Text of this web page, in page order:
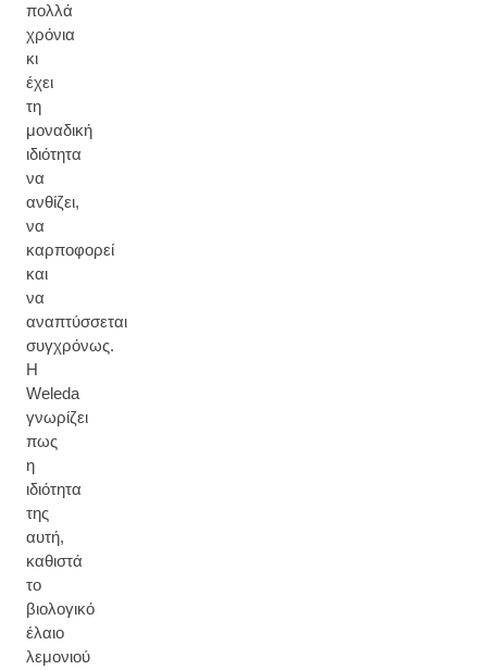
πολλά
χρόνια
κι
έχει
τη
μοναδική
ιδιότητα
να
ανθίζει,
να
καρποφορεί
και
να
αναπτύσσεται
συγχρόνως.
Η
Weleda
γνωρίζει
πως
η
ιδιότητα
της
αυτή,
καθιστά
το
βιολογικό
έλαιο
λεμονιού